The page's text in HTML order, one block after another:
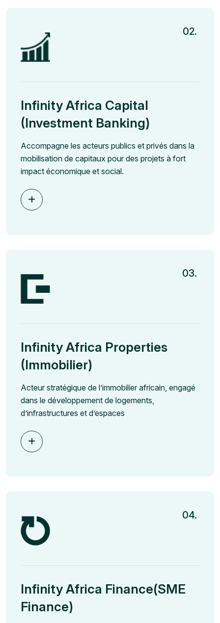
Infinity Africa Capital
(Investment Banking)
Accompagne les acteurs publics et privés dans la
mobilisation de capitaux pour des projets à fort
impact économique et social.
02.
Infinity Africa Properties
(Immobilier)
Acteur stratégique de l’immobilier africain, engagé
dans le développement de logements,
d’infrastructures et d’espaces
03.
Infinity Africa Finance(SME
Finance)
04.